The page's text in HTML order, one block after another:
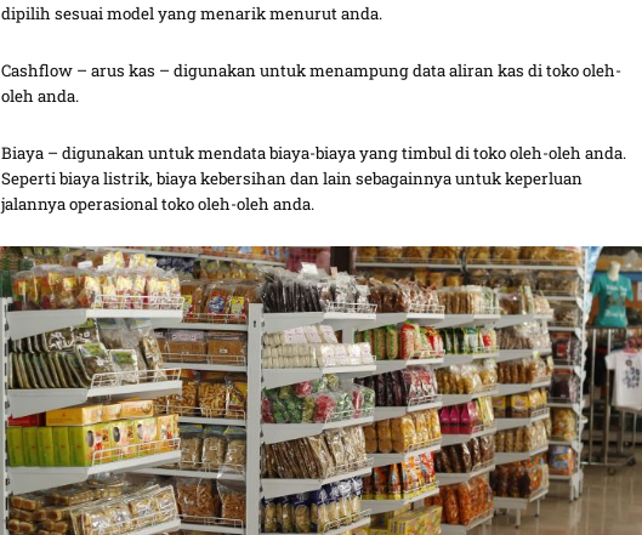
dipilih sesuai model yang menarik menurut anda.
Cashflow – arus kas – digunakan untuk menampung data aliran kas di toko oleh-
oleh anda.
Biaya – digunakan untuk mendata biaya-biaya yang timbul di toko oleh-oleh anda.
Seperti biaya listrik, biaya kebersihan dan lain sebagainnya untuk keperluan
jalannya operasional toko oleh-oleh anda.